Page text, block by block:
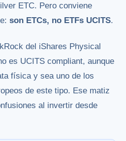
ETC. Pero conviene
son ETCs, no ETFs UCITS.
del iShares Physical
es UCITS compliant, aunque
física y sea uno de los
de este tipo. Ese matiz
al invertir desde